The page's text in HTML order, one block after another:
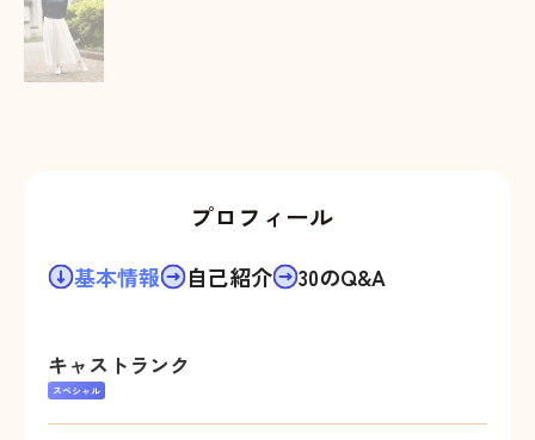
プロフィール
基本情報 自己紹介 30のQ&A
キャストランク
スペシャル